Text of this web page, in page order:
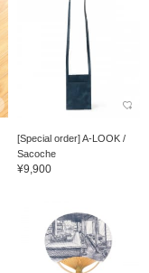
[Special order] A-LOOK /
Sacoche
¥9,900